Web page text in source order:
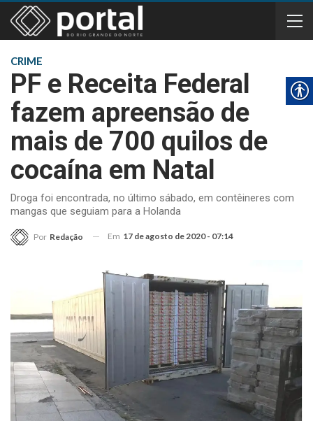
CRIME
PF e Receita Federal
fazem apreensão de
mais de 700 quilos de
cocaína em Natal
Droga foi encontrada, no último sábado, em contêineres com
mangas que seguiam para a Holanda
Por Redação Em 17 de agosto de 2020 - 07:14